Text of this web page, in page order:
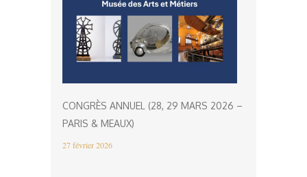
CONGRÈS ANNUEL (28, 29 MARS 2026 –
PARIS & MEAUX)
27 février 2026